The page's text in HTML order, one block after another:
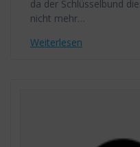
da der Schlüsselbund
nicht mehr…
Weiterlesen